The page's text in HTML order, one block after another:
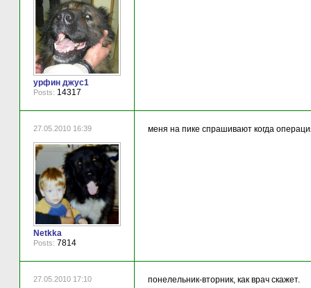
урфин джус1
Posts: 14317
27.05.2010 16:39
Netkka
Posts: 7814
меня на пике спрашивают когда
27.05.2010 17:10 понелельник-вторник, как врач скажет.